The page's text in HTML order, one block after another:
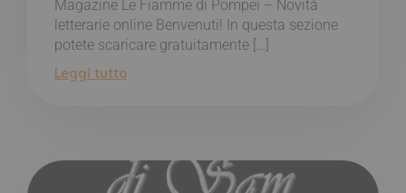
Magazine Le Fiamme di Pompei – Novità
letterarie online Benvenuti! In questa sezione
potete scaricare gratuitamente […]
Leggi tutto